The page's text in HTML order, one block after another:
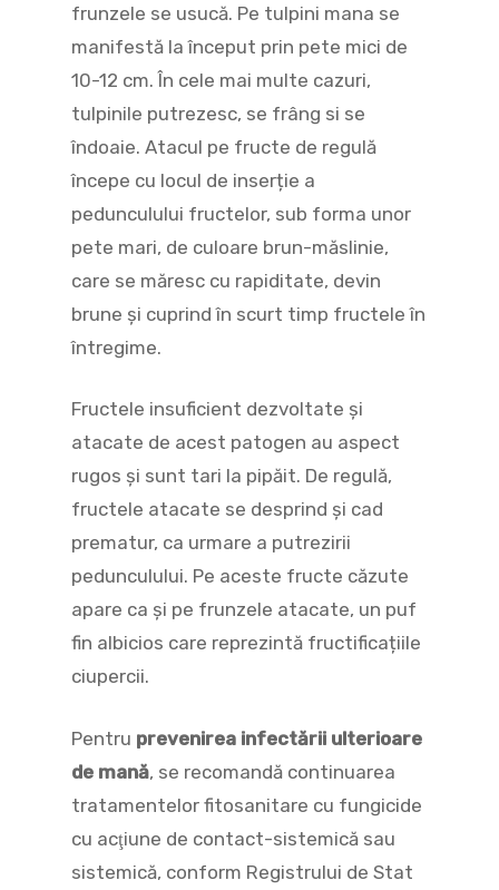
frunzele se usucă. Pe tulpini mana se
manifestă la început prin pete mici de
10-12 cm. În cele mai multe cazuri,
tulpinile putrezesc, se frâng si se
îndoaie. Atacul pe fructe de regulă
începe cu locul de inserție a
pedunculului fructelor, sub forma unor
pete mari, de culoare brun-măslinie,
care se măresc cu rapiditate, devin
brune și cuprind în scurt timp fructele în
întregime.
Fructele insuficient dezvoltate și
atacate de acest patogen au aspect
rugos și sunt tari la pipăit. De regulă,
fructele atacate se desprind și cad
prematur, ca urmare a putrezirii
pedunculului. Pe aceste fructe căzute
apare ca și pe frunzele atacate, un puf
fin albicios care reprezintă fructificațiile
ciupercii.
Pentru prevenirea infectării ulterioare
de mană, se recomandă continuarea
tratamentelor fitosanitare cu fungicide
cu acţiune de contact-sistemică sau
sistemică, conform Registrului de Stat